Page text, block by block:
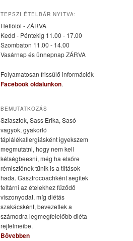
elsődleges
tartalomra
másodlagos
tartalomra
TEPSZI ÉTELBÁR NYITVA:
Hétfőtől - ZÁRVA
Kedd - Péntekig 11.00 - 17.00
Szombaton 11.00 - 14.00
Vasárnap és ünnepnap ZÁRVA
Folyamatosan frissülő információk
Facebook oldalunkon.
BEMUTATKOZÁS
Sziasztok, Sass Erika, Sasó
vagyok, gyakorló
táplálékallergiásként igyekszem
megmutatni, hogy nem kell
kétségbeesni, még ha elsőre
rémisztőnek tűnik is a tiltások
hada. Gasztrocoachként segítek
feltárni az ételekhez fűződő
viszonyodat, míg diétás
szakácsként, bevezetlek a
számodra legmegfelelőbb diéta
rejtelmeibe.
Bővebben